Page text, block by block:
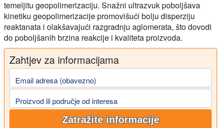
temeljitu geopolimerizaciju. Snažni ultrazvuk poboljšava
kinetiku geopolimerizacije promovišući bolju disperziju
reaktanata i olakšavajući razgradnju aglomerata, što dovodi
do poboljšanih brzina reakcije i kvaliteta proizvoda.
Zahtjev za informacijama
Email adresa (obavezno)
Proizvod ili područje od interesa
Zatražite informacije